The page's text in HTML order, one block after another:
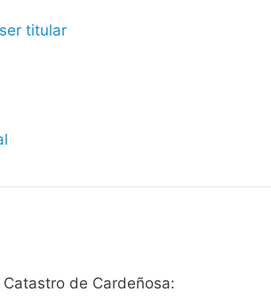
titular
de Cardeñosa: